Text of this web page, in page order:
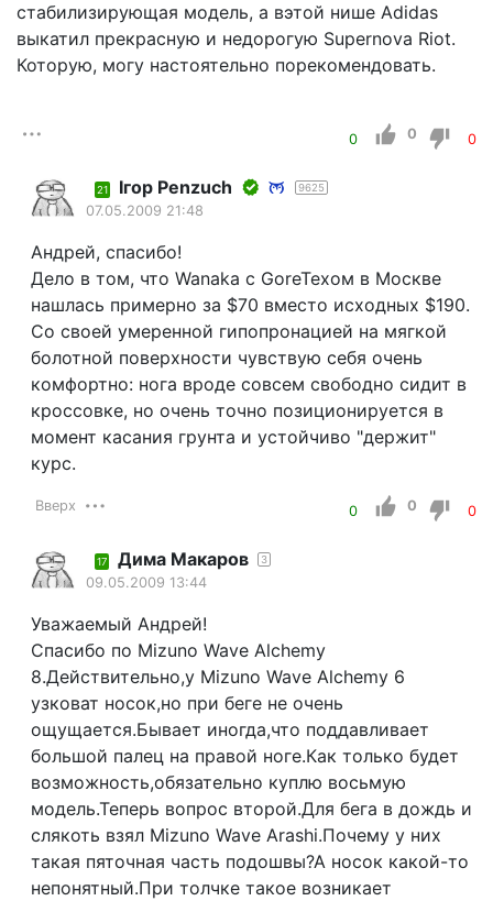
стабилизирующая модель, а вэтой нише Adidas
выкатил прекрасную и недорогую Supernova Riot.
Которую, могу настоятельно порекомендовать.
0 0 0
21 Iгор Penzuch 9625
07.05.2009 21:48
Андрей, спасибо!
Дело в том, что Wanaka с GoreTexом в Москве
нашлась примерно за $70 вместо исходных $190.
Со своей умеренной гипопронацией на мягкой
болотной поверхности чувствую себя очень
комфортно: нога вроде совсем свободно сидит в
кроссовке, но очень точно позиционируется в
момент касания грунта и устойчиво "держит"
курс.
Вверх 0 0 0
17 Дима Макаров 3
09.05.2009 13:44
Уважаемый Андрей!
Спасибо по Mizuno Wave Alchemy
8.Действительно,у Mizuno Wave Alchemy 6
узковат носок,но при беге не очень
ощущается.Бывает иногда,что поддавливает
большой палец на правой ноге.Как только будет
возможность,обязательно куплю восьмую
модель.Теперь вопрос второй.Для бега в дождь и
слякоть взял Mizuno Wave Arashi.Почему у них
такая пяточная часть подошвы?А носок какой-то
непонятный.При толчке такое возникает